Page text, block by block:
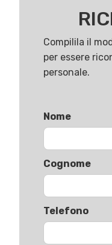
Compilila il
per essere
personale.
Nome
Cognome
Telefono